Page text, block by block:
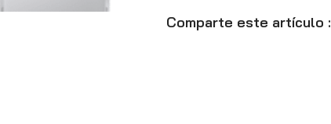
Comparte este artículo :